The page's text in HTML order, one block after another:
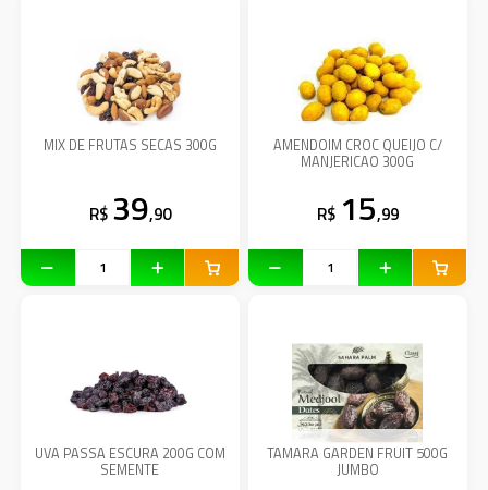
MIX DE FRUTAS SECAS 300G
R$ 39,90
AMENDOIM CROC QUEIJO C/
MANJERICAO 300G
R$ 15,99
UVA PASSA ESCURA 200G COM
SEMENTE
TAMARA GARDEN FRUIT 500G
JUMBO